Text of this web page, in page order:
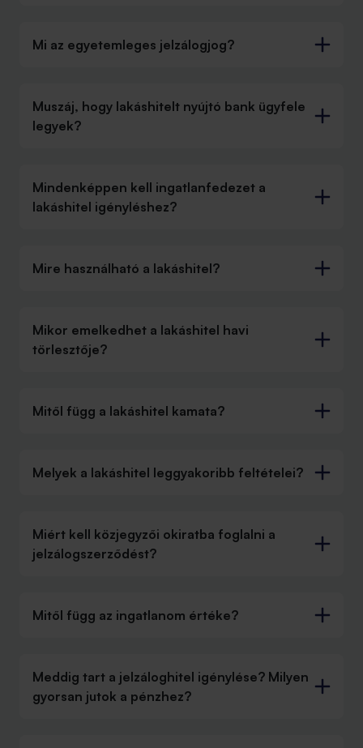
Mi az egyetemleges jelzálogjog?
Muszáj, hogy lakáshitelt nyújtó bank ügyfele
legyek?
Mindenképpen kell ingatlanfedezet a
lakáshitel igényléshez?
Mire használható a lakáshitel?
Mikor emelkedhet a lakáshitel havi
törlesztője?
Mitől függ a lakáshitel kamata?
Melyek a lakáshitel leggyakoribb feltételei?
Miért kell közjegyzői okiratba foglalni a
jelzálogszerződést?
Mitől függ az ingatlanom értéke?
Meddig tart a jelzáloghitel igénylése? Milyen
gyorsan jutok a pénzhez?